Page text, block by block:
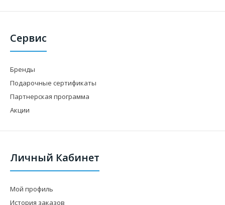
Сервис
Бренды
Подарочные сертификаты
Партнерская программа
Акции
Личный Кабинет
Мой профиль
История заказов